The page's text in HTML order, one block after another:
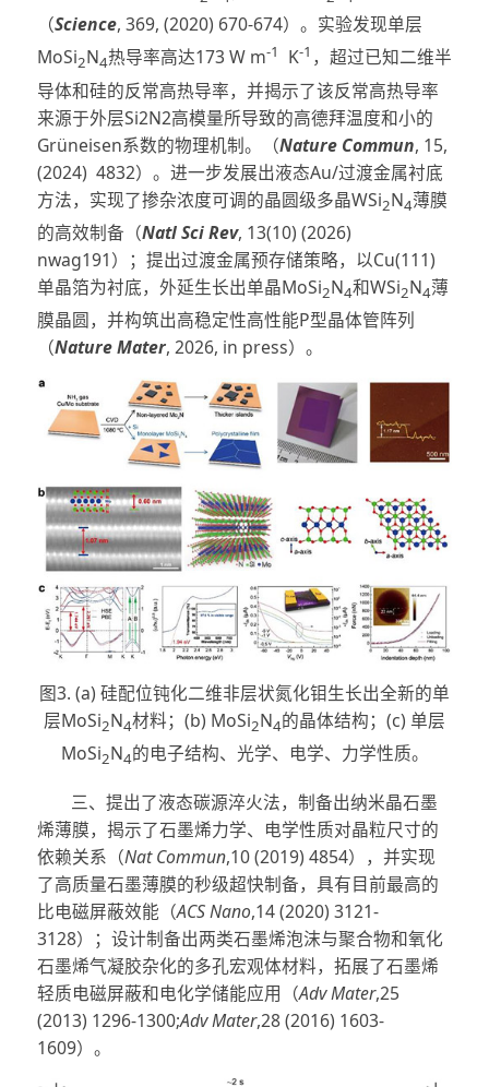
（Science, 369, (2020) 670-674）。实验发现单层
MoSi2N4热导率高达173 W m-1 K-1 ，超过已知二维半
导体和硅的反常高热导率，并揭示了该反常高热导率
来源于外层Si2N2高模量所导致的高德拜温度和小的
Grüneisen系数的物理机制。（Nature Commun, 15,
(2024) 4832）。进一步发展出液态Au/过渡金属衬底
方法，实现了掺杂浓度可调的晶圆级多晶WSi2N4薄膜
的高效制备（Natl Sci Rev, 13(10) (2026)
nwag191）；提出过渡金属预存储策略，以Cu(111)
单晶箔为衬底，外延生长出单晶MoSi2N4和WSi2N4薄
膜晶圆，并构筑出高稳定性高性能P型晶体管阵列
（Nature Mater, 2026, in press）。
图3. (a) 硅配位钝化二维非层状氮化钼生长出全新的单
层MoSi2N4材料；(b) MoSi2N4的晶体结构；(c) 单层
MoSi2N4的电子结构、光学、电学、力学性质。
三、提出了液态碳源淬火法，制备出纳米晶石墨
烯薄膜，揭示了石墨烯力学、电学性质对晶粒尺寸的
依赖关系（Nat Commun,10 (2019) 4854），并实现
了高质量石墨薄膜的秒级超快制备，具有目前最高的
比电磁屏蔽效能（ACS Nano,14 (2020) 3121-
3128）；设计制备出两类石墨烯泡沫与聚合物和氧化
石墨烯气凝胶杂化的多孔宏观体材料，拓展了石墨烯
轻质电磁屏蔽和电化学储能应用（Adv Mater,25
(2013) 1296-1300;Adv Mater,28 (2016) 1603-
1609）。